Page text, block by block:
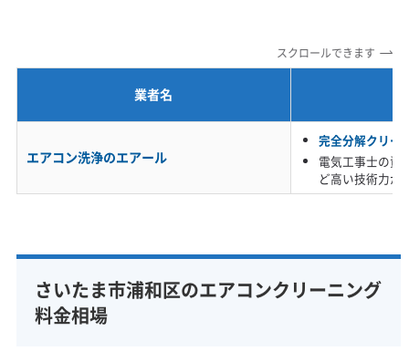
年末年始対応
防カビ・抗菌 消臭処理 防汚コーティング
スクロールできます
業者名
エアコン洗浄のエアール
完全分解クリー
電気工事士の資
ど高い技術力が
さいたま市浦和区のエアコンクリーニング
料金相場